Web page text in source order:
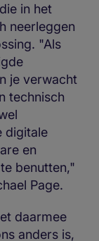
in het
neerleggen
"Als
je verwacht
technisch
digitale
en
benutten,"
Page.
daarmee
anders is,